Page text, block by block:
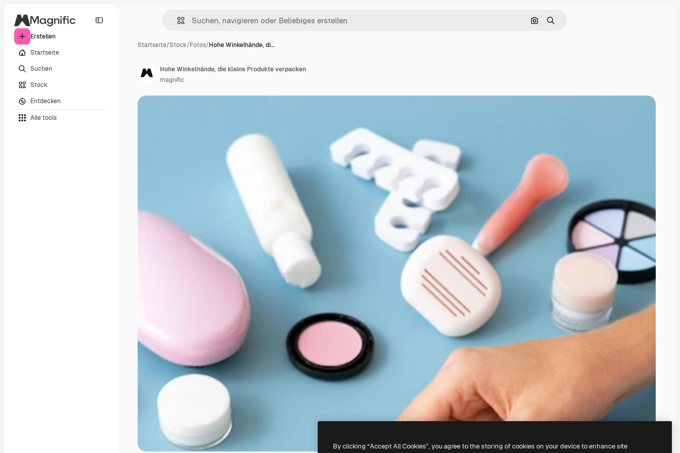
Erstellen
Startseite
Suchen
Stock
Entdecken
Alle tools
Nach Bild suchen
Suchen
Startseite/Stock/Fotos/Hohe Winkelhände, di…
Hohe Winkelhände, die kleine Produkte verpacken
magnific
By clicking “Accept All Cookies”, you agree to the storing of cookies on your device to enhance site